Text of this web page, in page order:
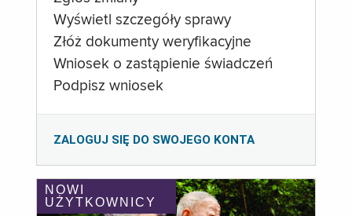
Wyświetl szczegóły sprawy
Złóż dokumenty weryfikacyjne
Wniosek o zastąpienie świadczeń
Podpisz wniosek
ZALOGUJ SIĘ DO SWOJEGO KONTA
NOWI
UŻYTKOWNICY